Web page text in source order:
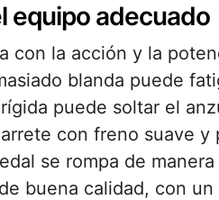
equipo adecuado
con la acción y la
blanda puede
puede soltar el
con freno suave y
se rompa de
buena calidad, con